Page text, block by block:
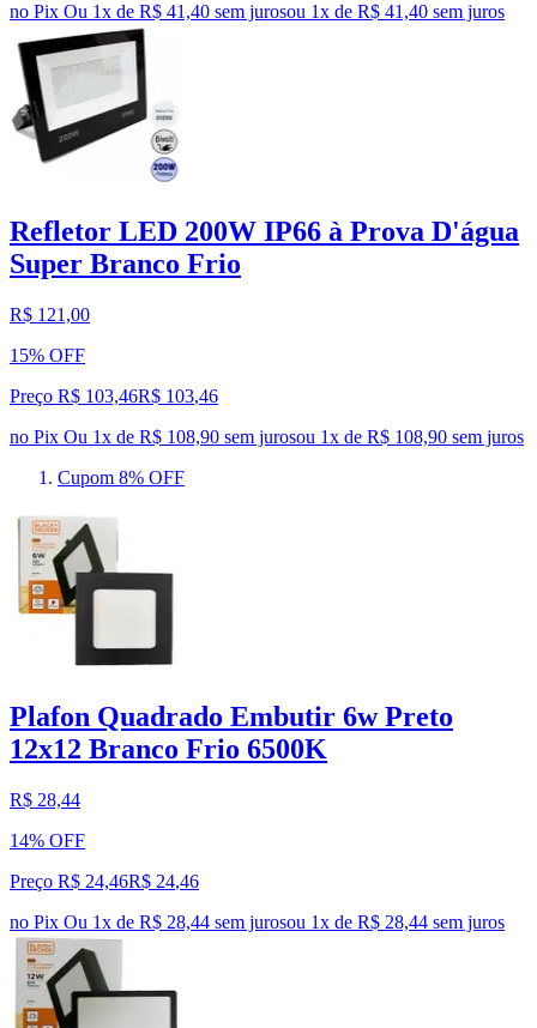
no Pix Ou 1x de R$ 41,40 sem jurosou 1x de R$ 41,40 sem juros
Refletor LED 200W IP66 à Prova D'água
Super Branco Frio
R$ 121,00
15% OFF
Preço R$ 103,46R$ 103,46
no Pix Ou 1x de R$ 108,90 sem jurosou 1x de R$ 108,90 sem juros
Cupom 8% OFF
Plafon Quadrado Embutir 6w Preto
12x12 Branco Frio 6500K
R$ 28,44
14% OFF
Preço R$ 24,46R$ 24,46
no Pix Ou 1x de R$ 28,44 sem jurosou 1x de R$ 28,44 sem juros